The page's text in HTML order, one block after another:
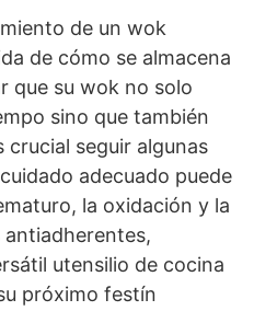
de un wok
de cómo se almacena
que su wok no solo
sino que también
crucial seguir algunas
adecuado puede
la oxidación y la
utensilio de cocina
próximo festín